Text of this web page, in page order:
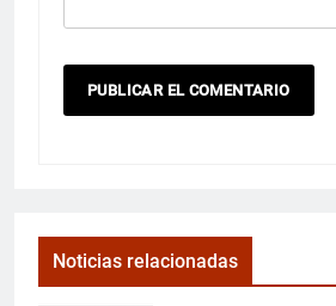
Noticias relacionadas